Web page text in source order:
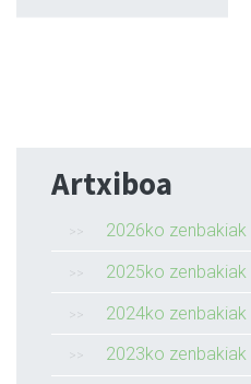
Artxiboa
2026ko zenbakiak
2025ko zenbakiak
2024ko zenbakiak
2023ko zenbakiak